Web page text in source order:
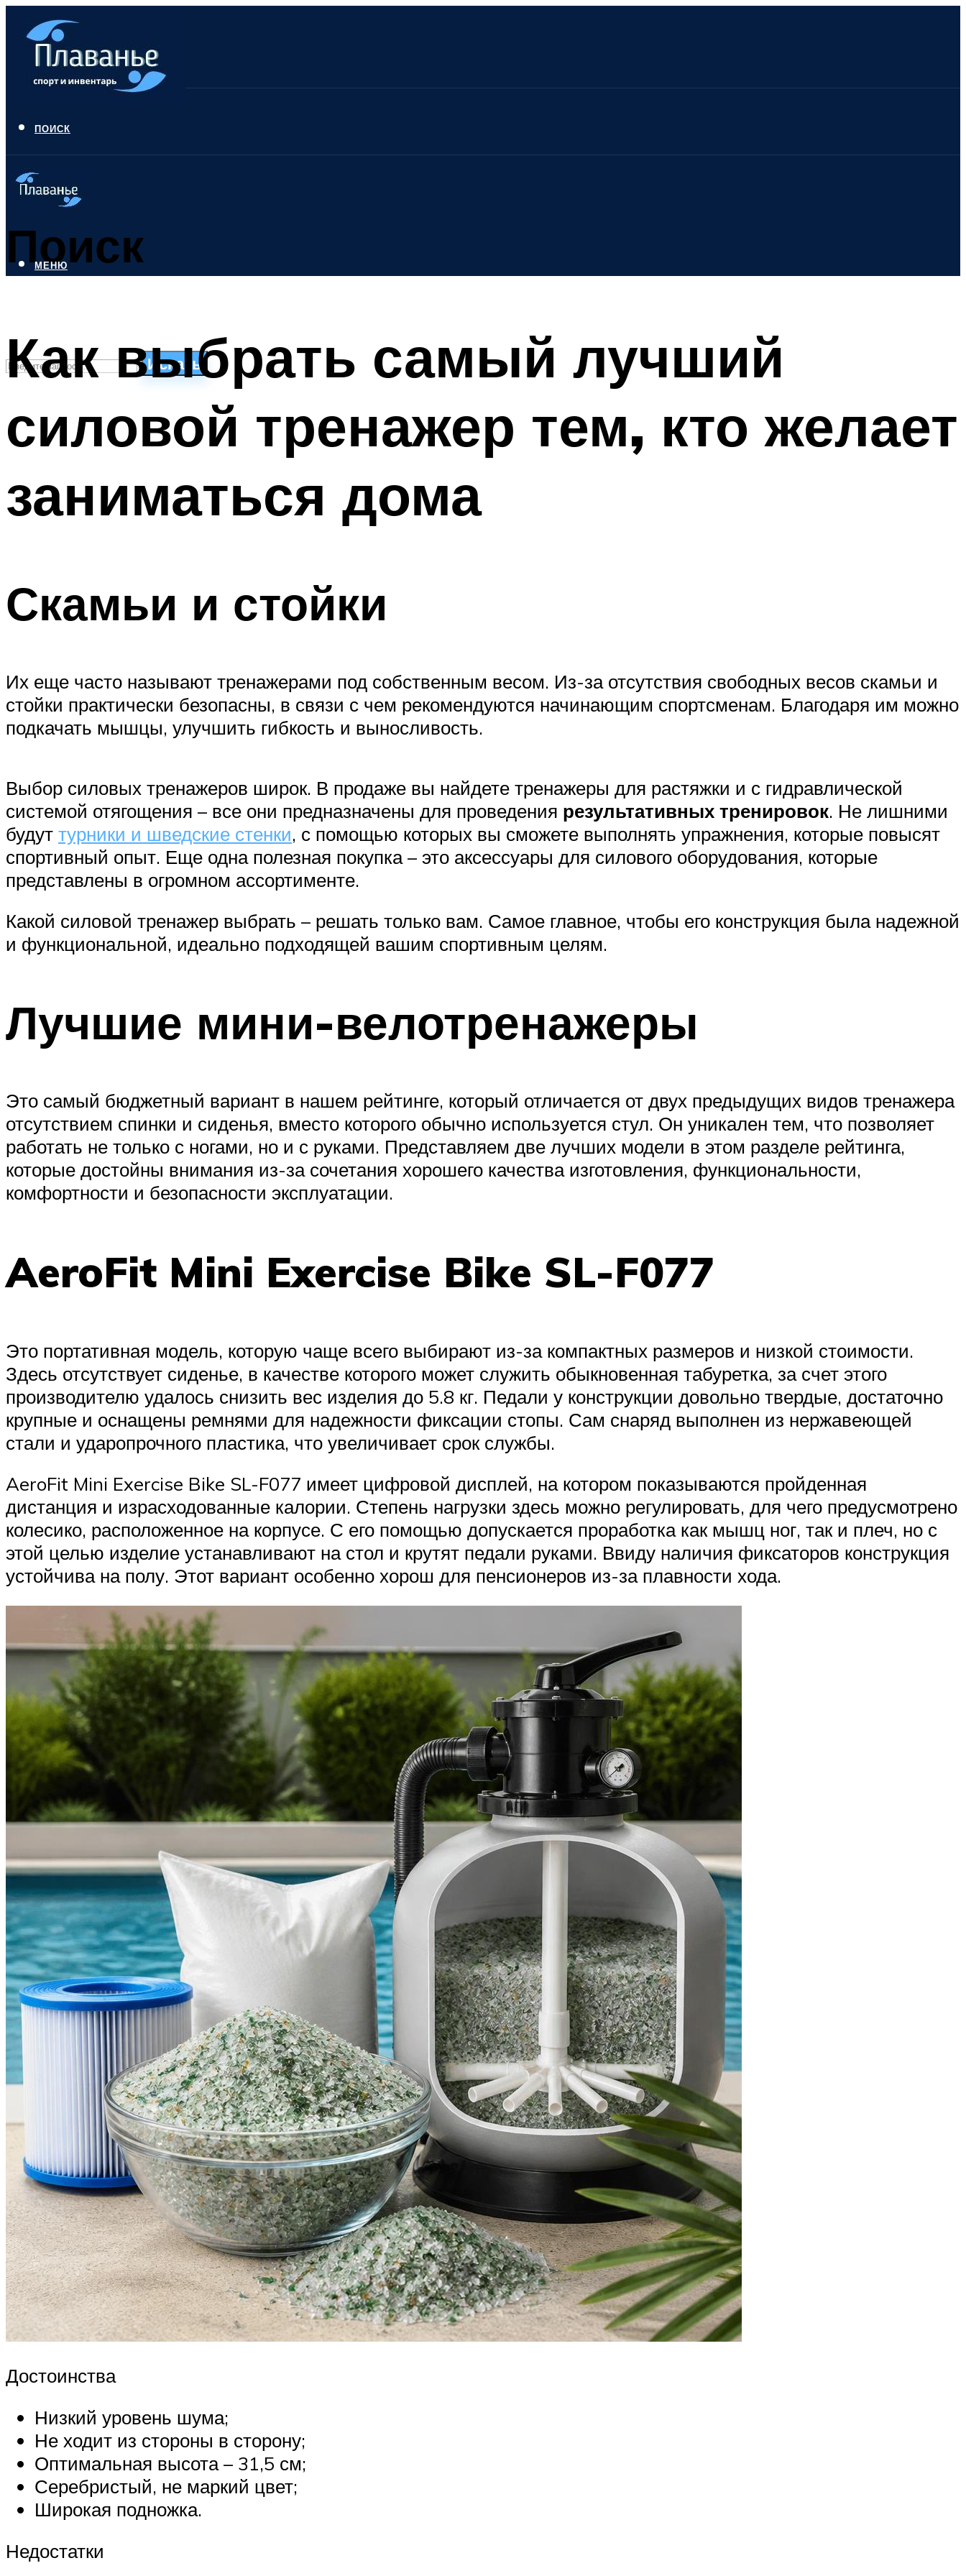
ПОИСК
Поиск
Искать
ПЛАВАНЬЕ ДЛЯ ДЕТЕЙ
ПЛАВАНЬЕ ДЛЯ ПОХУДЕНИЯ
ОЧИСТКА БАССЕЙНОВ
МЕНЮ
Как выбрать самый лучший
силовой тренажер тем, кто желает
заниматься дома
Скамьи и стойки
Их еще часто называют тренажерами под собственным весом. Из-за отсутствия свободных весов скамьи и
стойки практически безопасны, в связи с чем рекомендуются начинающим спортсменам. Благодаря им можно
подкачать мышцы, улучшить гибкость и выносливость.
Выбор силовых тренажеров широк. В продаже вы найдете тренажеры для растяжки и с гидравлической
системой отягощения – все они предназначены для проведения результативных тренировок. Не лишними
будут турники и шведские стенки, с помощью которых вы сможете выполнять упражнения, которые повысят
спортивный опыт. Еще одна полезная покупка – это аксессуары для силового оборудования, которые
представлены в огромном ассортименте.
Какой силовой тренажер выбрать – решать только вам. Самое главное, чтобы его конструкция была надежной
и функциональной, идеально подходящей вашим спортивным целям.
Лучшие мини-велотренажеры
Это самый бюджетный вариант в нашем рейтинге, который отличается от двух предыдущих видов тренажера
отсутствием спинки и сиденья, вместо которого обычно используется стул. Он уникален тем, что позволяет
работать не только с ногами, но и с руками. Представляем две лучших модели в этом разделе рейтинга,
которые достойны внимания из-за сочетания хорошего качества изготовления, функциональности,
комфортности и безопасности эксплуатации.
AeroFit Mini Exercise Bike SL-F077
Это портативная модель, которую чаще всего выбирают из-за компактных размеров и низкой стоимости.
Здесь отсутствует сиденье, в качестве которого может служить обыкновенная табуретка, за счет этого
производителю удалось снизить вес изделия до 5.8 кг. Педали у конструкции довольно твердые, достаточно
крупные и оснащены ремнями для надежности фиксации стопы. Сам снаряд выполнен из нержавеющей
стали и ударопрочного пластика, что увеличивает срок службы.
AeroFit Mini Exercise Bike SL-F077 имеет цифровой дисплей, на котором показываются пройденная
дистанция и израсходованные калории. Степень нагрузки здесь можно регулировать, для чего предусмотрено
колесико, расположенное на корпусе. С его помощью допускается проработка как мышц ног, так и плеч, но с
этой целью изделие устанавливают на стол и крутят педали руками. Ввиду наличия фиксаторов конструкция
устойчива на полу. Этот вариант особенно хорош для пенсионеров из-за плавности хода.
Достоинства
Низкий уровень шума;
Не ходит из стороны в сторону;
Оптимальная высота – 31,5 см;
Серебристый, не маркий цвет;
Широкая подножка.
Недостатки